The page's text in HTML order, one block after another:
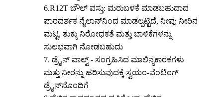
6.R12T ಬೌಲ್ ವಸ್ತು: ಮರುಬಳಕೆ ಮಾಡಬಹುದಾದ
ಪಾರದರ್ಶಕ ನೈಲಾನ್‌ನಿಂದ ಮಾಡಲ್ಪಟ್ಟಿದೆ, ನೀವು ನೀರಿನ
ಮಟ್ಟ, ತುಕ್ಕು ನಿರೋಧಕತೆ ಮತ್ತು ಬಾಳಿಕೆಗಳನ್ನು
ಸುಲಭವಾಗಿ ನೋಡಬಹುದು
7. ಡ್ರೈನ್ ವಾಲ್ವ್ - ಸಂಗ್ರಹಿಸಿದ ಮಾಲಿನ್ಯಕಾರಕಗಳು
ಮತ್ತು ನೀರನ್ನು ಹರಿಸುವುದಕ್ಕೆ ಸ್ವಯಂ-ವೆಂಟಿಂಗ್
ಡ್ರೈನ್‌ನೊಂದಿಗೆ